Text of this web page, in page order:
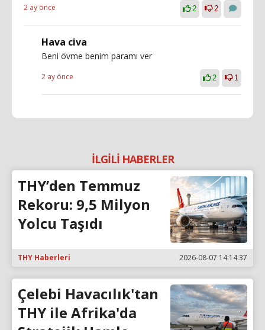
2 ay önce 2 2
Hava civa
Beni övme benim paramı ver
2 ay önce 2 1
İLGİLİ HABERLER
THY’den Temmuz
Rekoru: 9,5 Milyon
Yolcu Taşıdı
THY Haberleri 2026-08-07 14:14:37
Çelebi Havacılık'tan
THY ile Afrika'da